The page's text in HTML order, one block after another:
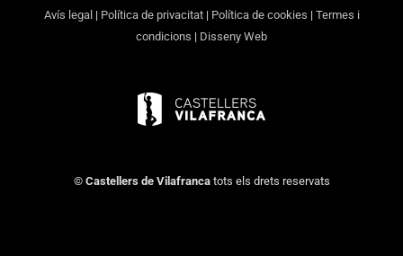
Avís legal | Política de privacitat| Política de cookies | Termes i
condicions | Disseny Web
© Castellers de Vilafrancatots els drets reservats